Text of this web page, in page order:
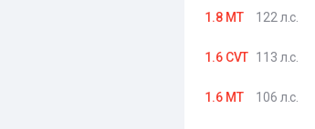
1.8 MT 122 л.с.
1.6 CVT 113 л.с.
1.6 MT 106 л.с.